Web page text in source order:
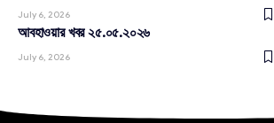
July 6, 2026
আবহাওয়ার খবর ২৫.০৫.২০২৬
July 6, 2026